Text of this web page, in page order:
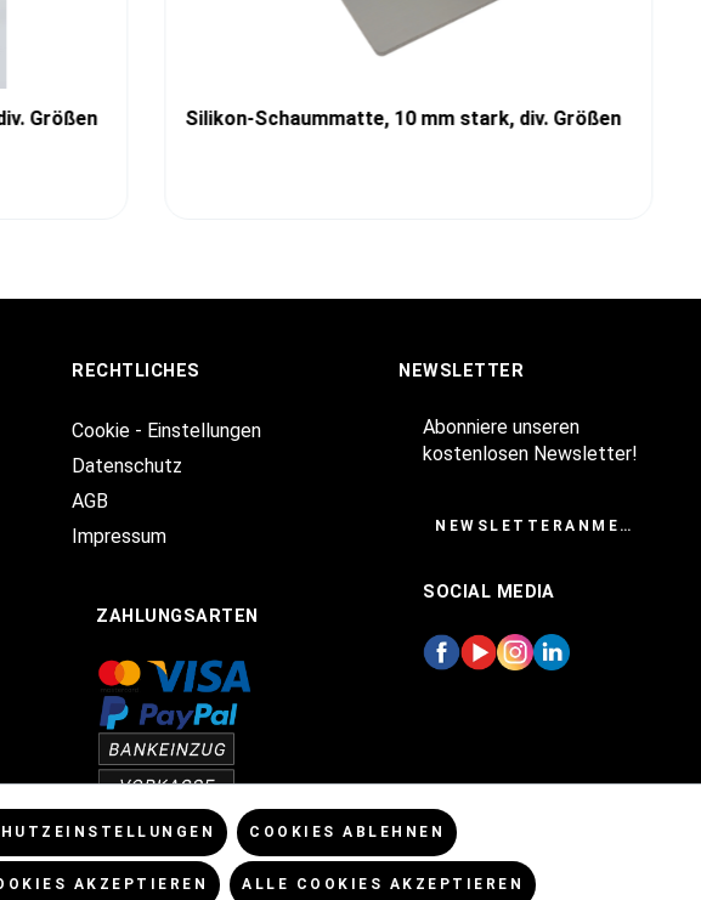
Größen Silikon-Schaummatte, 10 mm stark, div. Größen
RECHTLICHES
Cookie - Einstellungen
Datenschutz
AGB
Impressum
ZAHLUNGSARTEN
NEWSLETTER
Abonniere unseren
kostenlosen Newsletter!
NEWSLETTERANMELDUNG
SOCIAL MEDIA
COOKIES ABLEHNEN
AKZEPTIEREN ALLE COOKIES AKZEPTIEREN